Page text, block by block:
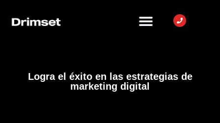
Logra el éxito en las estrategias de
marketing digital